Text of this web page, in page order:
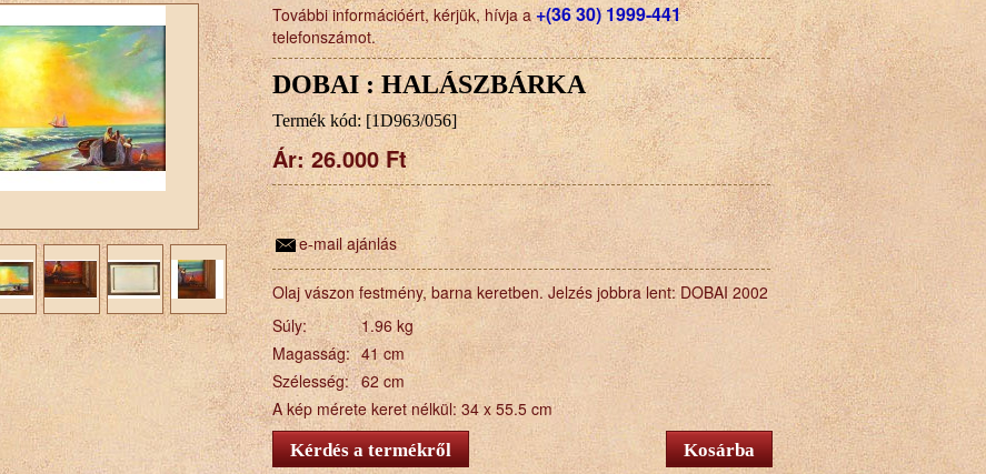
További információért, kérjük, hívja a+(36 30) 1999-441
telefonszámot.
DOBAI : HALÁSZBÁRKA
Termék kód: [1D963/056]
Ár: 26.000 Ft
e-mail ajánlás
Olaj vászon festmény, barna keretben. Jelzés jobbra lent: DOBAI 2002
Súly:
1.96 kg
Magasság: 41 cm
Szélesség: 62 cm
A kép mérete keret nélkül: 34 x 55.5 cm